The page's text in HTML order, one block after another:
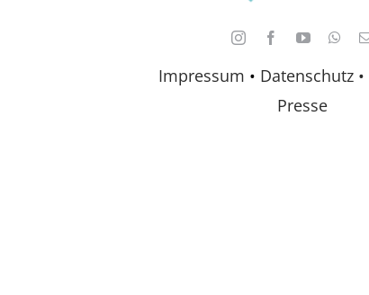
Impressum • Datenschutz •
Presse